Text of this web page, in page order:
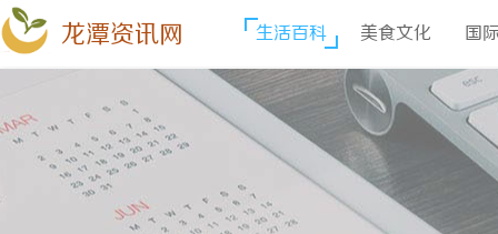
龙潭资讯网 生活百科 美食文化 国